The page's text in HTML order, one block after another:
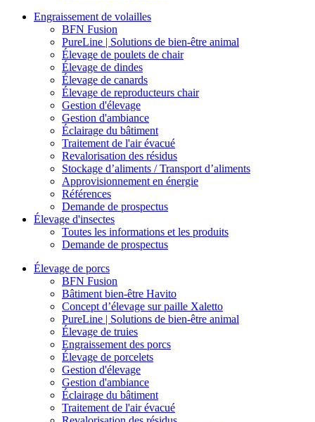
Engraissement de volailles
BFN Fusion
PureLine | Solutions de bien-être animal
Élevage de poulets de chair
Élevage de dindes
Élevage de canards
Élevage de reproducteurs chair
Gestion d'élevage
Gestion d'ambiance
Éclairage du bâtiment
Traitement de l'air évacué
Revalorisation des résidus
Stockage d’aliments / Transport d’aliments
Approvisionnement en énergie
Références
Demande de prospectus
Élevage d'insectes
Toutes les informations et les produits
Demande de prospectus
Élevage de porcs
BFN Fusion
Bâtiment bien-être Havito
Concept d’élevage sur paille Xaletto
PureLine | Solutions de bien-être animal
Élevage de truies
Engraissement des porcs
Élevage de porcelets
Gestion d'élevage
Gestion d'ambiance
Éclairage du bâtiment
Traitement de l'air évacué